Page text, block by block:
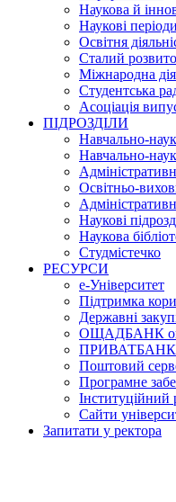
Наукова й
Наукові
Освітня
Сталий
Міжнародна
Студентська
Асоціація
ПІДРОЗДІЛИ
Навчально-
Навчально-
Освітньо-
Наукові
Наукова
Студмістечко
РЕСУРСИ
е-Університет
Підтримка
Державні
ОЩАДБАНК
ПРИВАТБАНК
Поштовий
Програмне
Інституційний
Сайти
Запитати у ректора